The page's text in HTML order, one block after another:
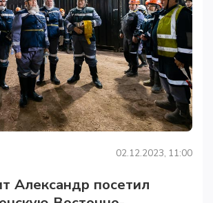
02.12.2023, 11:00
Александр посетил